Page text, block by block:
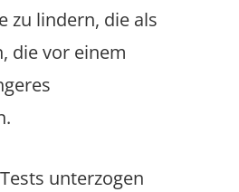
zu lindern, die als
die vor einem
unterzogen